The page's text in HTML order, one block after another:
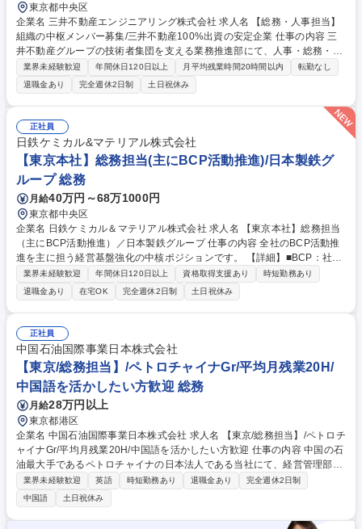
東京都中央区
企業名 三井不動産エンジニアリング株式会社 求人名 【総務・人事担当】
組織の中枢メンバー募集/三井不動産100%出資の安定企業 仕事の内容 三
井不動産グループの技術者集団を支える業務推進部にて、人事・総務・給
与・経理等のコーポレート実務全般を担います 。経営陣の補佐役として、
部門間の円滑な組織運営とチームの活性化を推進してください 。 総務面
では内部統制や機関運営、人事、さらに全社の予算管理まで幅広く携わり
ます 。まずは既存のやり方を尊重しつつ実務を担い、メンバーと信頼関係
を構築してください 。多様なキャリアを持つメンバーが在籍する組織にお
いて、各専門領域を横断的に繋ぎ、チームを束ねていく「組織の要」とし
ての役割を期待しています 。 募集職種 【総務・人事担当】組織の中枢メ
ンバー募集/三井不動産100%出資の安定企業
業界未経験歓迎 年間休日120日以上 月平均残業時間20時間以内
転勤なし
退職金あり
完全週休2日制 土日祝休み
正社員
日鉄ケミカル&マテリアル株式会社
【東京本社】総務担当(主にBCP活動推進)/日本製鉄グ
ループ 総務
月給40万円～68万1000円
東京都中央区
企業名 日鉄ケミカル＆マテリアル株式会社 求人名 【東京本社】総務担当
（主にBCP活動推進）／日本製鉄グループ 仕事の内容 全社のBCP活動推
進を主に担う経営基盤強化の中核ポジションです。 【詳細】■BCP：社員
安否確認システムの運営、各部門BCPの発動訓練とプラン修正などの企画
運営 ※特に注力いただく分野 ■総務（会議体運営、規程管理、組織戦略、
業務改革など） -株主総会、取締役会、経営会議等の特に重要な会議体の
計画的かつ円滑な運営／-会社のルールである規程の策定、定期的維持メ
ンテなど -事業方針・計画に沿った中長期的イノベーション視点での全社
組織戦略の策定／ -将来のDX活動への広がりも視野に入れた業務改革活動
の企画と運営 ■その他（オフィス管理/管財、社内外コミュニケーションツ
ールの企画・運営等） 募集職種 【東京本社】総務担当（主にBCP活動推
進）／日本製鉄グループ
業界未経験歓迎 年間休日120日以上 資格取得支援あり
時短勤務あり
退職金あり
在宅OK 完全週休2日制 土日祝休み
正社員
中国石油国際事業日本株式会社
【東京/総務担当】/ペトロチャイナGr/平均月残業20H/
中国語を活かしたい方歓迎 総務
月給28万円以上
東京都港区
企業名 中国石油国際事業日本株式会社 求人名 【東京/総務担当】/ペトロチ
ャイナGr/平均月残業20H/中国語を活かしたい方歓迎 仕事の内容 中国の石
油最大手であるペトロチャイナの日本法人である当社にて、経営管理部に
おける総務業務全般をご担当いただきます。 ■国内外訪問団の受入れ・対
応業務 ■事務所設備の新設・改廃および補修管理 ■固定資産、備品、事務
用品等の管理 ■防災対策、職場環境・安全管理 ■CSR活動の企画・推進 ■
福利厚生（体育文化、慶弔関係、借り上げ社宅、定期健診等） ■その他
業界未経験歓迎 英語 時短勤務あり 退職金あり
完全週休2日制
中国語
土日祝休み